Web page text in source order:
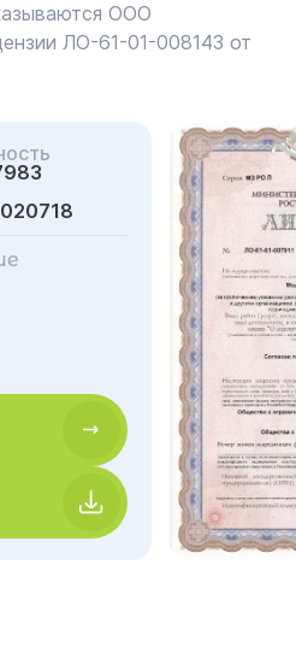
ООО
ЛО-61-01-008143 от